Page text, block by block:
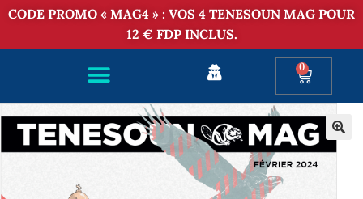
CODE PROMO « MAG4 » : VOS 4 TENESOUN MAG POUR
12 € FDP INCLUS.
0